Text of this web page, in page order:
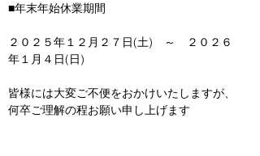
■年末年始休業期間
２０２５年１２月２７日(土)　～　２０２６
年１月４日(日)
皆様には大変ご不便をおかけいたしますが、
何卒ご理解の程お願い申し上げます